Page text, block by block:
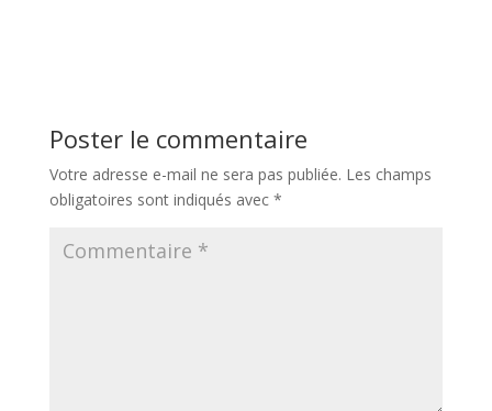
Poster le commentaire
Votre adresse e-mail ne sera pas publiée. Les champs
obligatoires sont indiqués avec *